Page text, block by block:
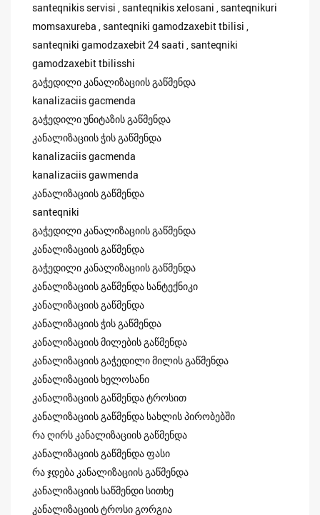
santeqnikis servisi , santeqnikis xelosani , santeqnikuri
momsaxureba , santeqniki gamodzaxebit tbilisi ,
santeqniki gamodzaxebit 24 saati , santeqniki
gamodzaxebit tbilisshi
გაჭედილი კანალიზაციის გაწმენდა
kanalizaciis gacmenda
გაჭედილი უნიტაზის გაწმენდა
კანალიზაციის ჭის გაწმენდა
kanalizaciis gacmenda
kanalizaciis gawmenda
კანალიზაციის გაწმენდა
santeqniki
გაჭედილი კანალიზაციის გაწმენდა
კანალიზაციის გაწმენდა
გაჭედილი კანალიზაციის გაწმენდა
კანალიზაციის გაწმენდა სანტექნიკი
კანალიზაციის გაწმენდა
კანალიზაციის ჭის გაწმენდა
კანალიზაციის მილების გაწმენდა
კანალიზაციის გაჭედილი მილის გაწმენდა
კანალიზაციის ხელოსანი
კანალიზაციის გაწმენდა ტროსით
კანალიზაციის გაწმენდა სახლის პირობებში
რა ღირს კანალიზაციის გაწმენდა
კანალიზაციის გაწმენდა ფასი
რა ჯდება კანალიზაციის გაწმენდა
კანალიზაციის საწმენდი სითხე
კანალიზაციის ტროსი გორგია